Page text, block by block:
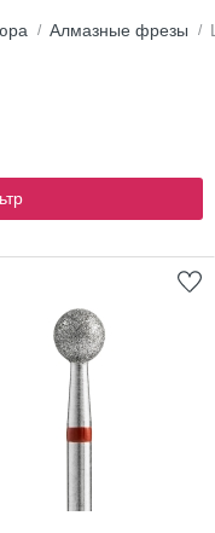
Алмазные фрезы